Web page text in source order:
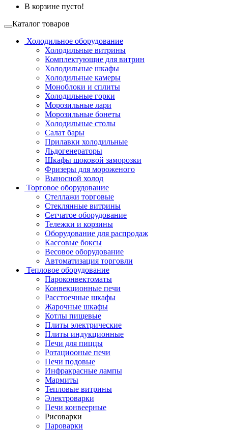
В корзине пусто!
Каталог товаров
Холодильное оборудование
Холодильные витрины
Комплектующие для витрин
Холодильные шкафы
Холодильные камеры
Моноблоки и сплиты
Холодильные горки
Морозильные лари
Морозильные бонеты
Холодильные столы
Салат бары
Прилавки холодильные
Льдогенераторы
Шкафы шоковой заморозки
Фризеры для мороженого
Выносной холод
Торговое оборудование
Стеллажи торговые
Стеклянные витрины
Сетчатое оборудование
Тележки и корзины
Оборудование для распродаж
Кассовые боксы
Весовое оборудование
Автоматизация торговли
Тепловое оборудование
Пароконвектоматы
Конвекционные печи
Расстоечные шкафы
Жарочные шкафы
Котлы пищевые
Плиты электрические
Плиты индукционные
Печи для пиццы
Ротациооные печи
Печи подовые
Инфракрасные лампы
Мармиты
Тепловые витрины
Электроварки
Печи конвеерные
Рисоварки
Пароварки